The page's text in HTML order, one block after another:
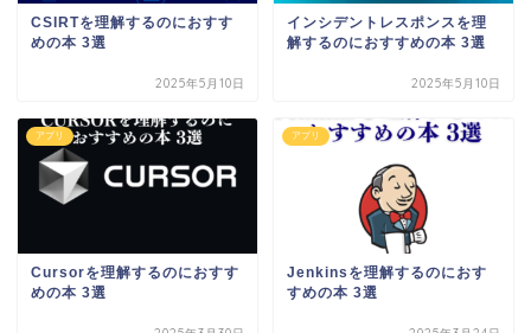
CSIRTを理解するのにおすす
めの本 3選
2025年5月10日
インシデントレスポンスを理
解するのにおすすめの本 3選
2025年5月10日
アプリ
Cursorを理解するのにおすす
めの本 3選
アプリ
Jenkinsを理解するのにおす
すめの本 3選